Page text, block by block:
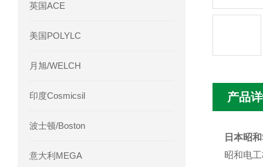
英国ACE
美国POLYLC
月旭/WELCH
印度Cosmicsil
波士顿/Boston
意大利MEGA
产品
日本昭
昭和电